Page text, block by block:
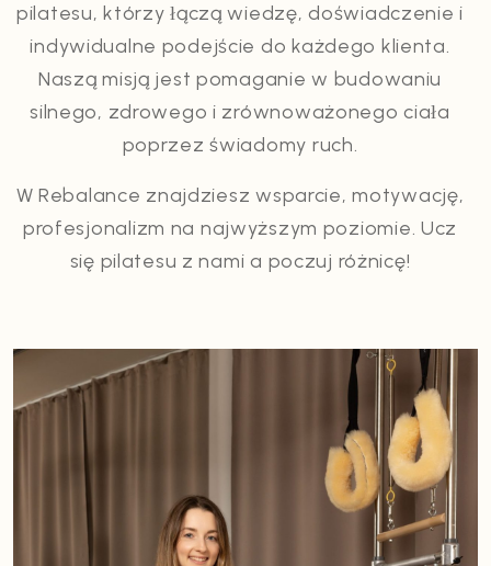
pilatesu, którzy łączą wiedzę, doświadczenie i
indywidualne podejście do każdego klienta.
Naszą misją jest pomaganie w budowaniu
silnego, zdrowego i zrównoważonego ciała
poprzez świadomy ruch.
W Rebalance znajdziesz wsparcie, motywację,
profesjonalizm na najwyższym poziomie. Ucz
się pilatesu z nami a poczuj różnicę!